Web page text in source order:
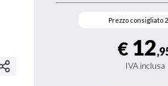
Prezzo consigliato
€ 12
IVA inclusa